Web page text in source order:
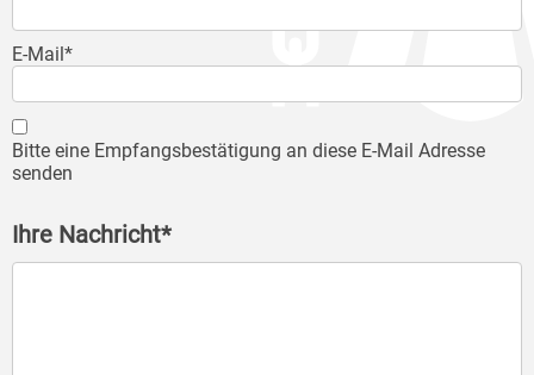
E-Mail*
Bitte eine Empfangsbestätigung an diese E-Mail Adresse
senden
Ihre Nachricht*